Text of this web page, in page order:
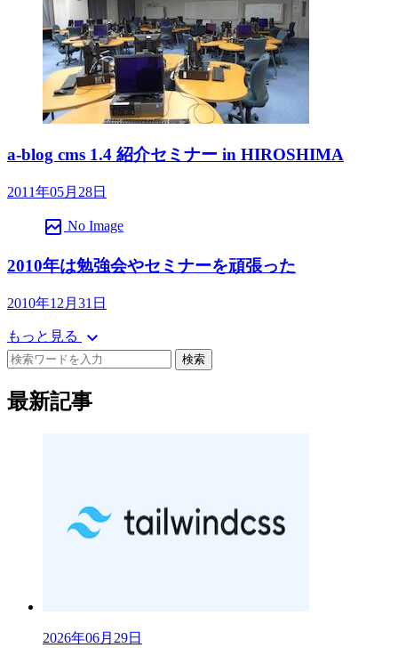
a-blog cms 1.4 紹介セミナー in HIROSHIMA
2011年05月28日
broken_image No Image
2010年は勉強会やセミナーを頑張った
2010年12月31日
もっと見る expand_more
検索
最新記事
2026年06月29日